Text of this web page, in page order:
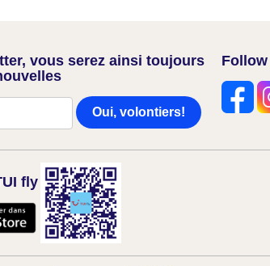
vous serez ainsi toujours
Oui, volontiers!
fly